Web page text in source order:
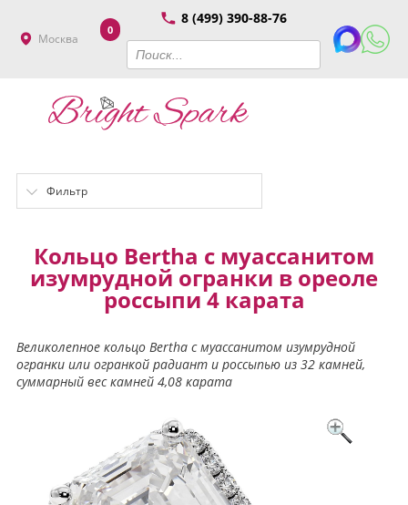
Москва
8 (499) 390-88-76
0
Фильтр
Кольцо Bertha с муассанитом
изумрудной огранки в ореоле
россыпи 4 карата
Великолепное кольцо Bertha с муассанитом изумрудной
огранки или огранкой радиант и россыпью из 32 камней,
суммарный вес камней 4,08 карата